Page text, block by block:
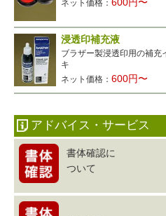
ネット価格：
浸透印補充液
ブラザー製浸透印用の補充
キ
ネット価格：600円〜
アドバイス・サービス
書体確認に
ついて